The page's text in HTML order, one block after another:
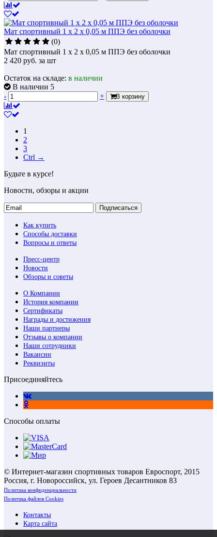
Мат спортивный 1 х 2 х 0,05 м ППЭ без оболочки
(0)
Мат спортивный 1 х 2 х 0,05 м ППЭ без оболочки
2 420 руб. за шт
Остаток на складе: в наличии
В наличии 5
-
+ В корзину
1
2
3
Ctrl →
Будьте в курсе!
Новости, обзоры и акции
Подписаться
Как купить
Способы доставки
Вопросы и ответы
Пресс-центр
Новости
Обзоры и советы
О Компании
История компании
Сертификаты
Награды и достижения
Наши партнеры
Отзывы о компании
Наши сотрудники
Вакансии
Реквизиты
Присоединяйтесь
Способы оплаты
© Интернет-магазин спортивных товаров Евроспорт, 2015
Россия, г. Новороссийск, ул. Героев Десантников 83
Политика конфиденциальности
Политика файлов Cookies
Контакты
Карта сайта